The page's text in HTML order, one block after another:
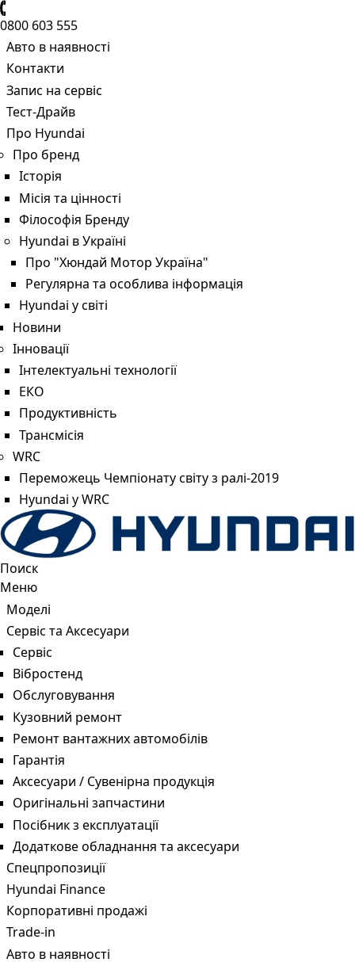
0800 603 555
Авто в наявності
Контакти
Запис на сервіс
Тест-Драйв
Про Hyundai
Про бренд
Історія
Місія та цінності
Філософія Бренду
Hyundai в Україні
Про "Хюндай Мотор Україна"
Регулярна та особлива інформація
Hyundai у світі
Новини
Інновації
Інтелектуальні технології
ЕКО
Продуктивність
Трансмісія
WRC
Переможець Чемпіонату світу з ралі-2019
Hyundai у WRC
Поиск
Меню
Моделі
Сервіс та Аксесуари
Сервіс
Вібростенд
Обслуговування
Кузовний ремонт
Ремонт вантажних автомобілів
Гарантія
Аксесуари / Сувенірна продукція
Оригінальні запчастини
Посібник з експлуатації
Додаткове обладнання та аксесуари
Спецпропозиції
Hyundai Finance
Корпоративні продажі
Trade-in
Авто в наявності